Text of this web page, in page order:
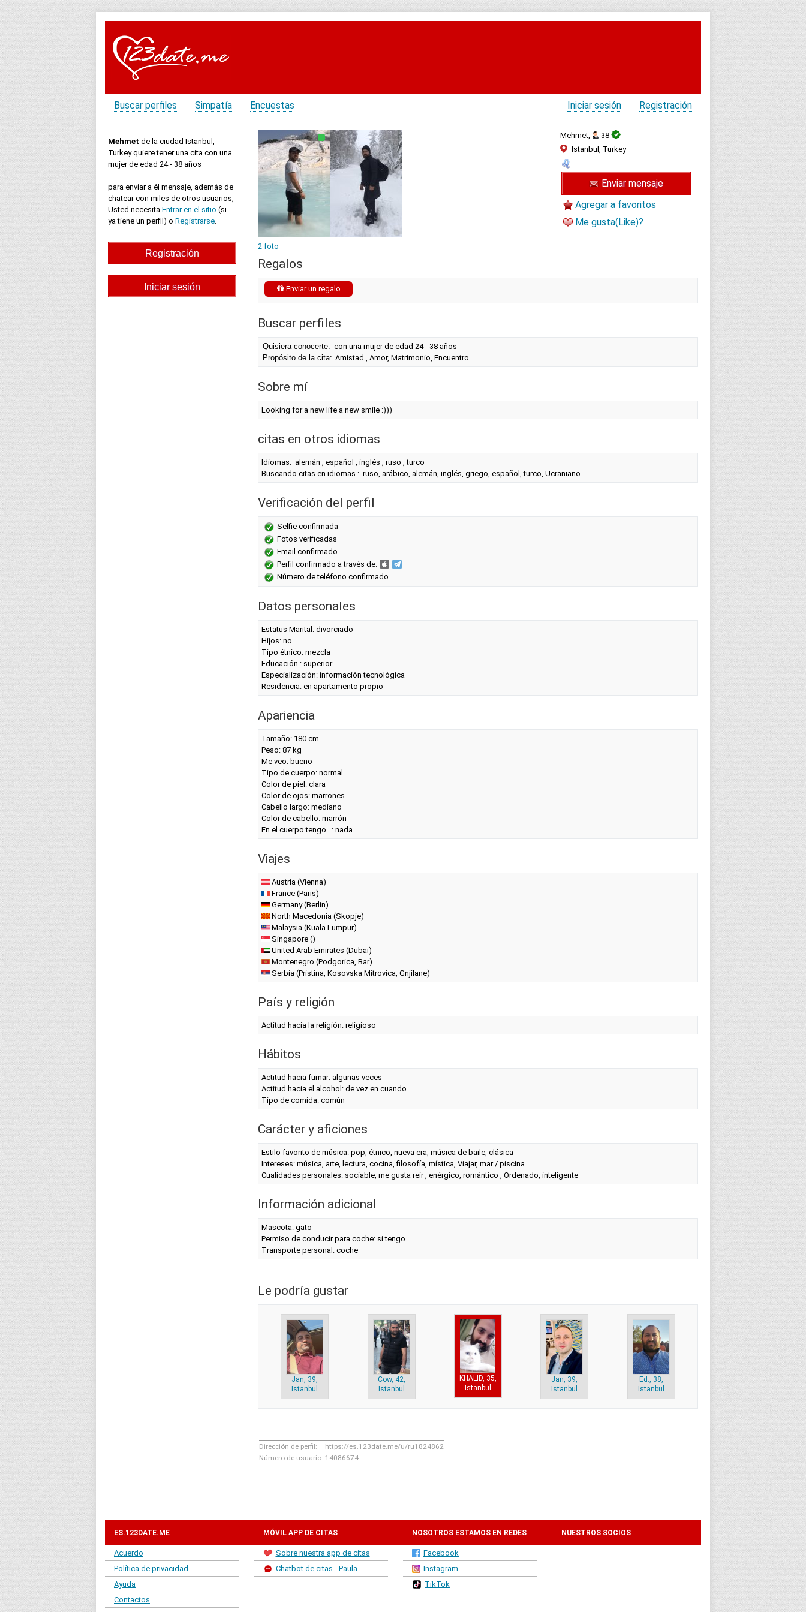
Buscar perfiles Simpatía Encuestas Registración
Iniciar sesión
Mehmet de la ciudad Istanbul,
Turkey quiere tener una cita con una
mujer de edad 24 - 38 años
para enviar a él mensaje, además de
chatear con miles de otros usuarios,
Usted necesita Entrar en el sitio (si
ya tiene un perfil) o Registrarse.
2 foto
Mehmet,
38
Istanbul, Turkey
Enviar mensaje
Agregar a favoritos
Me gusta(Like)?
Regalos
Enviar un regalo
Buscar perfiles
Quisiera conocerte: con una mujer de edad 24 - 38 años
Propósito de la cita: Amistad , Amor, Matrimonio, Encuentro
Sobre mí
Looking for a new life a new smile :)))
citas en otros idiomas
Idiomas: alemán , español , inglés , ruso , turco
Buscando citas en idiomas.: ruso, arábico, alemán, inglés, griego, español, turco, Ucraniano
Verificación del perfil
Selfie confirmada
Fotos verificadas
Email confirmado
Perfil confirmado a través de:
Número de teléfono confirmado
Datos personales
Estatus Marital: divorciado
Hijos: no
Tipo étnico: mezcla
Educación : superior
Especialización: información tecnológica
Residencia: en apartamento propio
Apariencia
Tamaño: 180 cm
Peso: 87 kg
Me veo: bueno
Tipo de cuerpo: normal
Color de piel: clara
Color de ojos: marrones
Cabello largo: mediano
Color de cabello: marrón
En el cuerpo tengo...: nada
Viajes
Austria (Vienna)
France (Paris)
Germany (Berlin)
North Macedonia (Skopje)
Malaysia (Kuala Lumpur)
Singapore ()
United Arab Emirates (Dubai)
Montenegro (Podgorica, Bar)
Serbia (Pristina, Kosovska Mitrovica, Gnjilane)
País y religión
Actitud hacia la religión: religioso
Hábitos
Actitud hacia fumar: algunas veces
Actitud hacia el alcohol: de vez en cuando
Tipo de comida: común
Carácter y aficiones
Estilo favorito de música: pop, étnico, nueva era, música de baile, clásica
Intereses: música, arte, lectura, cocina, filosofía, mística, Viajar, mar / piscina
Cualidades personales: sociable, me gusta reír , enérgico, romántico , Ordenado, inteligente
Información adicional
Mascota: gato
Permiso de conducir para coche: si tengo
Transporte personal: coche
Le podría gustar
Jan, 39,
Istanbul
Cow, 42,
Istanbul
KHALID, 35,
Istanbul
Jan, 39,
Istanbul
Ed., 38,
Istanbul
Dirección de perfil:
https://es.123date.me/u/ru1824862
Número de usuario: 14086674
ES.123DATE.ME MÓVIL APP DE CITAS NOSOTROS ESTAMOS EN REDES
SOCIALES
NUESTROS SOCIOS
Acuerdo
Política de privacidad
Ayuda
Contactos
Sobre nuestra app de citas
Chatbot de citas - Paula
Facebook
Instagram
TikTok